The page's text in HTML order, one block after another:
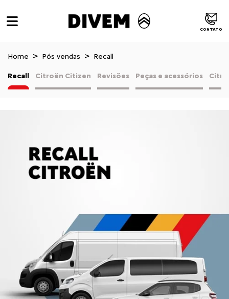
CONTATO
Home Pós vendas Recall
Citroën Citizen Revisões Peças e acessórios
Recall